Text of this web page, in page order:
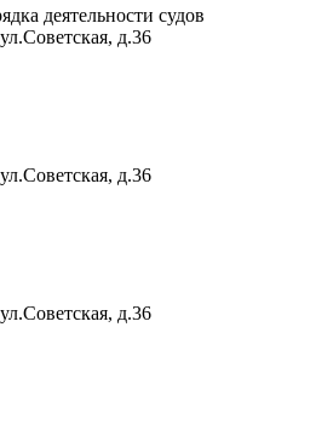
деятельности судов
д.36
д.36
д.36